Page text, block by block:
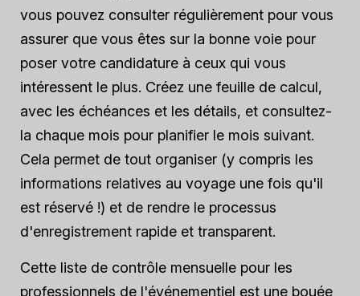
vous pouvez consulter régulièrement pour vous
assurer que vous êtes sur la bonne voie pour
poser votre candidature à ceux qui vous
intéressent le plus. Créez une feuille de calcul,
avec les échéances et les détails, et consultez-
la chaque mois pour planifier le mois suivant.
Cela permet de tout organiser (y compris les
informations relatives au voyage une fois qu'il
est réservé !) et de rendre le processus
d'enregistrement rapide et transparent.
Cette liste de contrôle mensuelle pour les
professionnels de l'événementiel est une bouée